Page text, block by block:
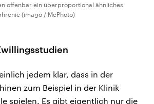
offenbar ein überproportional ähnliches
(imago / McPhoto)
jedem klar, dass in der
zum Beispiel in der Klinik
spielen. Es gibt eigentlich nur die